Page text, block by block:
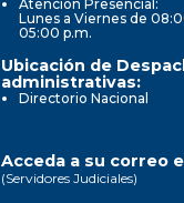
Atención Presencial:
Lunes a Viernes de
05:00 p.m.
Ubicación de
administrativas:
Directorio Nacional
Acceda a su correo
(Servidores Judiciales)